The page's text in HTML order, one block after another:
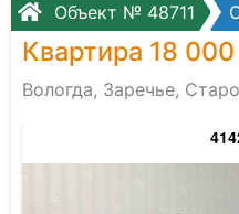
Объект № 48711
Квартира 18
Вологда, Заречье,